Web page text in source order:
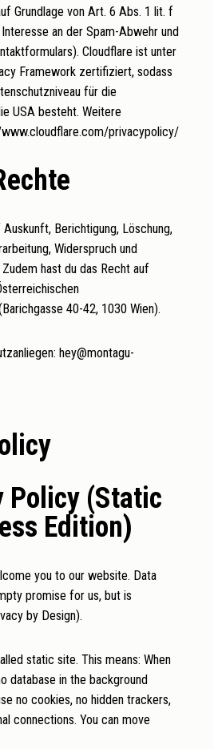
Grundlage von Art. 6 Abs. 1 lit. f
an der Spam-Abwehr und
Cloudflare ist unter
Framework zertifiziert, sodass
für die
USA besteht. Weitere
privacypolicy/
Berichtigung, Löschung,
Widerspruch und
hast du das Recht auf
40-42, 1030 Wien).
hey@montagu-
Policy (Static
Edition)
you to our website. Data
promise for us, but is
by Design).
static site. This means: When
database in the background
no cookies, no hidden trackers,
connections. You can move